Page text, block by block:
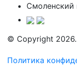
Смоленский
© Copyright
Политика